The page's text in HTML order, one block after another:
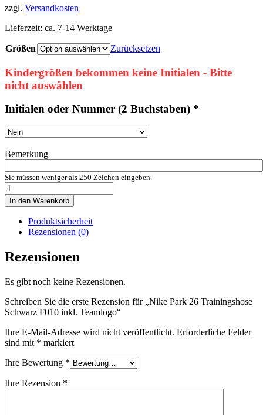
zzgl. Versandkosten
Lieferzeit: ca. 7-14 Werktage
Größen Zurücksetzen
Kindergrößen bekommen keine Initialen - Bitte
nicht auswählen
Initialen oder Nummer (2 Buchstaben) *
Bemerkung
Sie müssen weniger als 250 Zeichen eingeben.
Nike
Park
26
Trainingshose
Schwarz
inkl.
Teamlogo
In den Warenkorb
Produktsicherheit
Rezensionen (0)
Rezensionen
Es gibt noch keine Rezensionen.
Schreiben Sie die erste Rezension für „Nike Park 26 Trainingshose
Schwarz F010 inkl. Teamlogo“
Ihre E-Mail-Adresse wird nicht veröffentlicht. Erforderliche Felder
sind mit * markiert
Ihre Bewertung *
Ihre Rezension *